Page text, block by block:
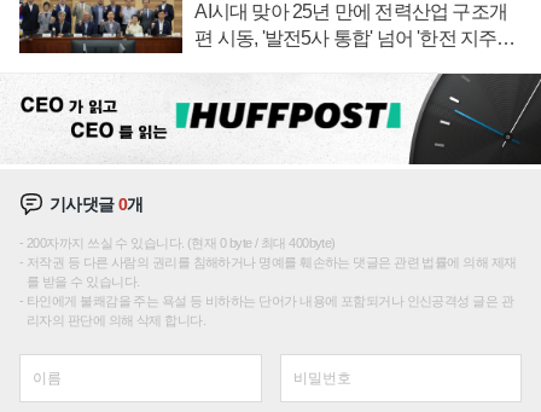
AI시대 맞아 25년 만에 전력산업 구조개
편 시동, '발전5사 통합' 넘어 '한전 지주사'
기사댓글0개
200자까지 쓰실 수 있습니다. (현재 0 byte / 최대 400byte)
저작권 등 다른 사람의 권리를 침해하거나 명예를 훼손하는 댓글은 관련 법률에 의해 제재
를 받을 수 있습니다.
타인에게 불쾌감을 주는 욕설 등 비하하는 단어가 내용에 포함되거나 인신공격성 글은 관
리자의 판단에 의해 삭제 합니다.